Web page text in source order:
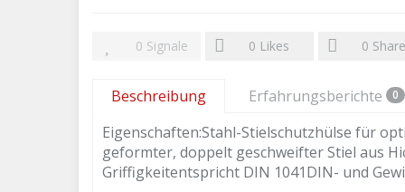
0 Signale 0 Likes 0
Beschreibung Erfahrungsberichte 0
Eigenschaften:Stahl-Stielschutzhülse für
geformter, doppelt geschweifter Stiel aus
Griffigkeitentspricht DIN 1041DIN- und